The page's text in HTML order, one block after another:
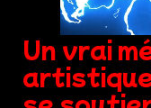
Un vrai